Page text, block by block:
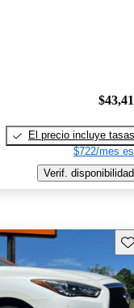
El precio incluye tasas
$722/mes
Verif. disponibilidad